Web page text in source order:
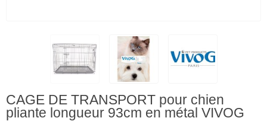
CAGE DE TRANSPORT pour chien
pliante longueur 93cm en métal VIVOG